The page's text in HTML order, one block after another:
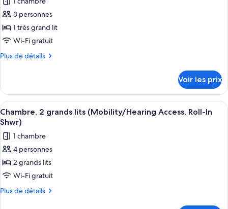
Accessible)
grands
lits
(Hearing
Accessible)
photos
pour
ce
type
chambre :
très
grand
lit
(Hearing
Accessible)
3 personnes
1 très grand lit
Wi-Fi gratuit
Plus de détails
Plus
le
type
de
chambre
Chambre,
très
lit
(Hearing
Voir les prix
Afficher
toutes
les
photos
pour
ce
type
de
Literie de qualité supérieure, couette
7
Chambre, 2 grands lits (Mobility/Hearing Access, Roll-In
Shwr)
1 chambre
4 personnes
2 grands lits
Wi-Fi gratuit
Plus de détails
Plus